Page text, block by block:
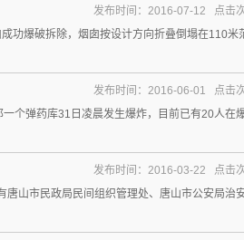
爆破拆除，烟囱按设计方向折叠倒塌在110米
发布时间：2016-07-12 点击
个弹药库31日凌晨发生爆炸，目前已有20人在
发布时间：2016-06-01 点击
山市民政局民间组织管理处、唐山市公安局治
发布时间：2016-03-22 点击